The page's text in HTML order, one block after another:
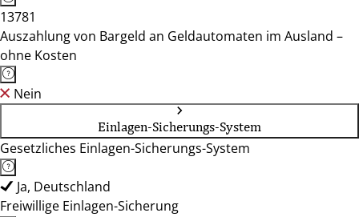
13781
Auszahlung von Bargeld an Geldautomaten im Ausland –
ohne Kosten
Nein
Einlagen-Sicherungs-System
Gesetzliches Einlagen-Sicherungs-System
Ja, Deutschland
Freiwillige Einlagen-Sicherung